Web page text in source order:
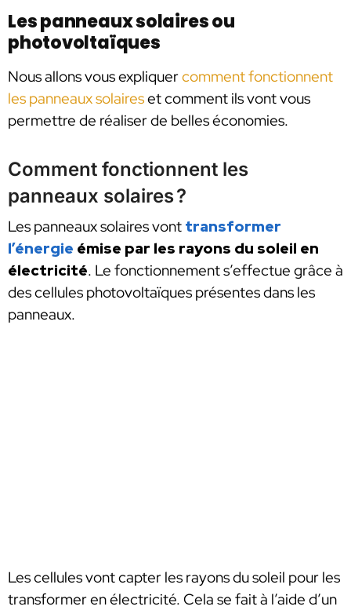
Les panneaux solaires ou
photovoltaïques
Nous allons vous expliquercomment fonctionnent
les panneaux solaireset comment ils vont vous
permettre de réaliser de belles économies.
Comment fonctionnent les
panneaux solaires ?
Les panneaux solaires vont transformer
l’énergie émise par les rayons du soleil en
électricité. Le fonctionnement s’effectue grâce à
des cellules photovoltaïques présentes dans les
panneaux.
Les cellules vont capter les rayons du soleil pour les
transformer en électricité. Cela se fait à l’aide d’un